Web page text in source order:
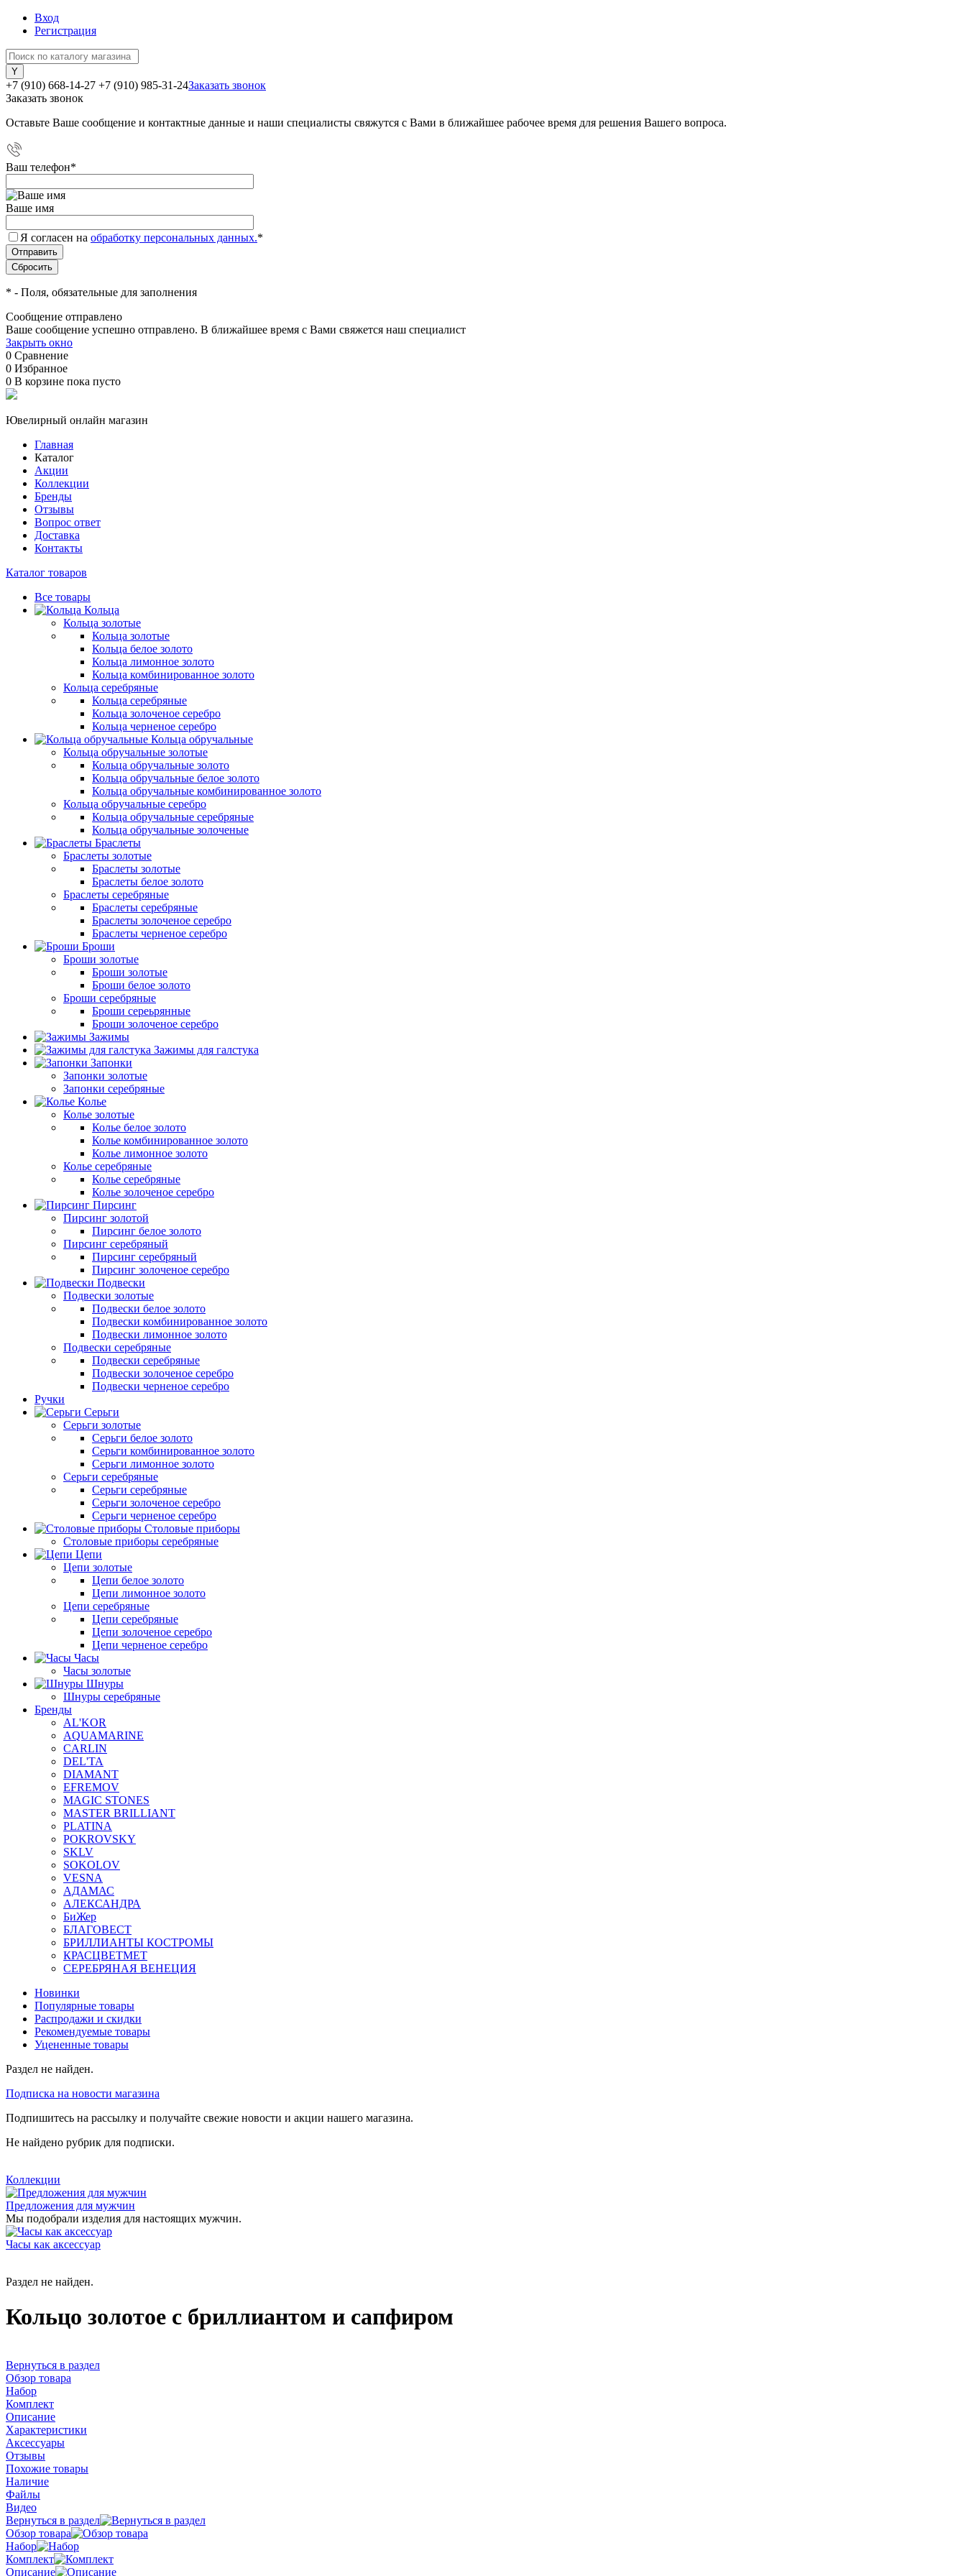
Вход
Регистрация
+7 (910) 668-14-27 +7 (910) 985-31-24Заказать звонок
Заказать звонок
Оставьте Ваше сообщение и контактные данные и наши специалисты свяжутся с Вами в ближайшее рабочее время для решения Вашего вопроса.
Ваш телефон*
Ваше имя
Я согласен на обработку персональных данных.*
* - Поля, обязательные для заполнения
Сообщение отправлено
Ваше сообщение успешно отправлено. В ближайшее время с Вами свяжется наш специалист
Закрыть окно
0 Сравнение
0 Избранное
0 В корзине пока пусто
Ювелирный онлайн магазин
Главная
Каталог
Акции
Коллекции
Бренды
Отзывы
Вопрос ответ
Доставка
Контакты
Каталог товаров
Все товары
Кольца
Кольца золотые
Кольца золотые
Кольца белое золото
Кольца лимонное золото
Кольца комбинированное золото
Кольца серебряные
Кольца серебряные
Кольца золоченое серебро
Кольца черненое серебро
Кольца обручальные
Кольца обручальные золотые
Кольца обручальные золото
Кольца обручальные белое золото
Кольца обручальные комбинированное золото
Кольца обручальные серебро
Кольца обручальные серебряные
Кольца обручальные золоченые
Браслеты
Браслеты золотые
Браслеты золотые
Браслеты белое золото
Браслеты серебряные
Браслеты cеребряные
Браслеты золоченое серебро
Браслеты черненое серебро
Броши
Броши золотые
Броши золотые
Броши белое золото
Броши серебряные
Броши сереьрянные
Броши золоченое серебро
Зажимы
Зажимы для галстука
Запонки
Запонки золотые
Запонки серебряные
Колье
Колье золотые
Колье белое золото
Колье комбинированное золото
Колье лимонное золото
Колье серебряные
Колье серебряные
Колье золоченое серебро
Пирсинг
Пирсинг золотой
Пирсинг белое золото
Пирсинг серебряный
Пирсинг серебряный
Пирсинг золоченое серебро
Подвески
Подвески золотые
Подвески белое золото
Подвески комбинированное золото
Подвески лимонное золото
Подвески серебряные
Подвески серебряные
Подвески золоченое серебро
Подвески черненое серебро
Ручки
Серьги
Серьги золотые
Серьги белое золото
Серьги комбинированное золото
Серьги лимонное золото
Серьги серебряные
Серьги серебряные
Серьги золоченое серебро
Серьги черненое серебро
Столовые приборы
Столовые приборы серебряные
Цепи
Цепи золотые
Цепи белое золото
Цепи лимонное золото
Цепи серебряные
Цепи серебряные
Цепи золоченое серебро
Цепи черненое серебро
Часы
Часы золотые
Шнуры
Шнуры серебряные
Бренды
AL'KOR
AQUAMARINE
CARLIN
DEL'TA
DIAMANT
EFREMOV
MAGIC STONES
MASTER BRILLIANT
PLATINA
POKROVSKY
SKLV
SOKOLOV
VESNA
АДАМАС
АЛЕКСАНДРА
БиЖер
БЛАГОВЕСТ
БРИЛЛИАНТЫ КОСТРОМЫ
КРАСЦВЕТМЕТ
СЕРЕБРЯНАЯ ВЕНЕЦИЯ
Новинки
Популярные товары
Распродажи и скидки
Рекомендуемые товары
Уцененные товары
Раздел не найден.
Подписка на новости магазина
Подпишитесь на рассылку и получайте свежие новости и акции нашего магазина.
Не найдено рубрик для подписки.
Коллекции
Предложения для мужчин
Мы подобрали изделия для настоящих мужчин.
Часы как аксессуар
Раздел не найден.
Кольцо золотое с бриллиантом и сапфиром
Вернуться в раздел
Обзор товара
Набор
Комплект
Описание
Характеристики
Аксессуары
Отзывы
Похожие товары
Наличие
Файлы
Видео
Вернуться в раздел
Обзор товара
Набор
Комплект
Описание